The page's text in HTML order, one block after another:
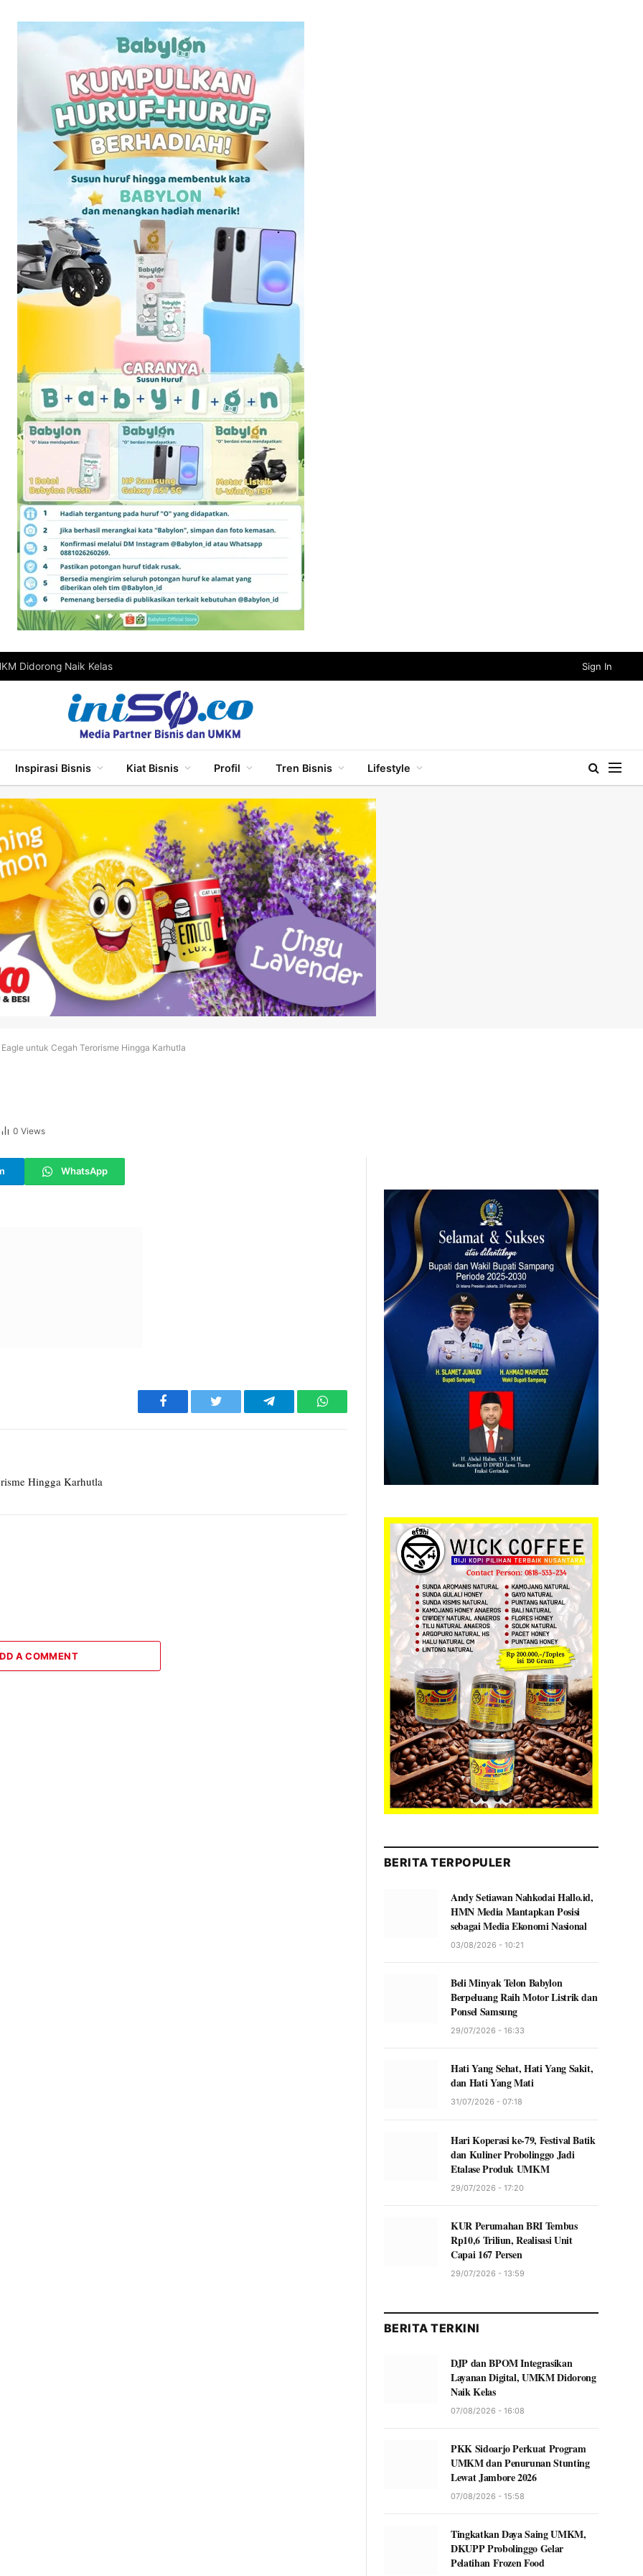
Didorong Naik Kelas Sign In
Inspirasi Bisnis Kiat Bisnis Profil Tren Bisnis Lifestyle
untuk Cegah Terorisme Hingga Karhutla
0 Views
WhatsApp
Facebook Twitter Telegram WhatsApp
Hingga Karhutla
A COMMENT
BERITA TERPOPULER
Andy Setiawan Nahkodai Hallo.id,
HMN Media Mantapkan Posisi
sebagai Media Ekonomi Nasional
03/08/2026 - 10:21
Beli Minyak Telon Babylon
Berpeluang Raih Motor Listrik dan
Ponsel Samsung
29/07/2026 - 16:33
Hati Yang Sehat, Hati Yang Sakit,
dan Hati Yang Mati
31/07/2026 - 07:18
Hari Koperasi ke-79, Festival Batik
dan Kuliner Probolinggo Jadi
Etalase Produk UMKM
29/07/2026 - 17:20
KUR Perumahan BRI Tembus
Rp10,6 Triliun, Realisasi Unit
Capai 167 Persen
29/07/2026 - 13:59
BERITA TERKINI
DJP dan BPOM Integrasikan
Layanan Digital, UMKM Didorong
Naik Kelas
07/08/2026 - 16:08
PKK Sidoarjo Perkuat Program
UMKM dan Penurunan Stunting
Lewat Jambore 2026
07/08/2026 - 15:58
Tingkatkan Daya Saing UMKM,
DKUPP Probolinggo Gelar
Pelatihan Frozen Food